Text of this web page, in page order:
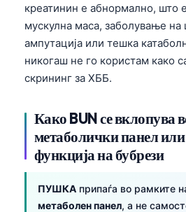
креатинин е абнормално, што
мускулна маса, заболување на
ампутација или тешка
никогаш не го користам како
скрининг за ХББ.
Како BUN се вклопува
метаболички панел или
функција на бубрези
ПУШКА припаѓа во рамките
метаболен панел, а не
Azərbaycan dili
日本語
Русский
Lietuvių kalba
Polski
한국어